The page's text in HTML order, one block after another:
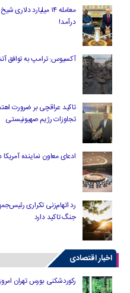
معامله ۱۴ میلیارد
درآمد!
آکسیوس: ترامپ به توافق آتش‌بس در غزه
تاکید عراقچی بر ضرورت
تجاوزات رژیم صهیونیستی
ادعای معاون نماینده
رد اتهام‌زنی تکراری
جنگ تاکید دارد
اخبار اقتصادی
رکوردشکنی بورس تهران امروز ۱۲ مهر ۱۴۰۴| بازار سهام رونق